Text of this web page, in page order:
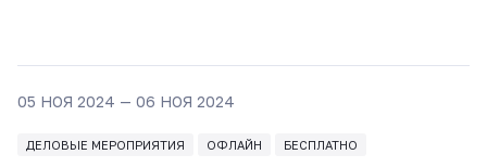
05 НОЯ 2024 — 06 НОЯ 2024
ДЕЛОВЫЕ МЕРОПРИЯТИЯ ОФЛАЙН БЕСПЛАТНО